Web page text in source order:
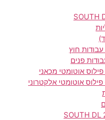
חוץ
פנים
אוטומטי מכאני
פילוס אוטומטי אלקטרוני